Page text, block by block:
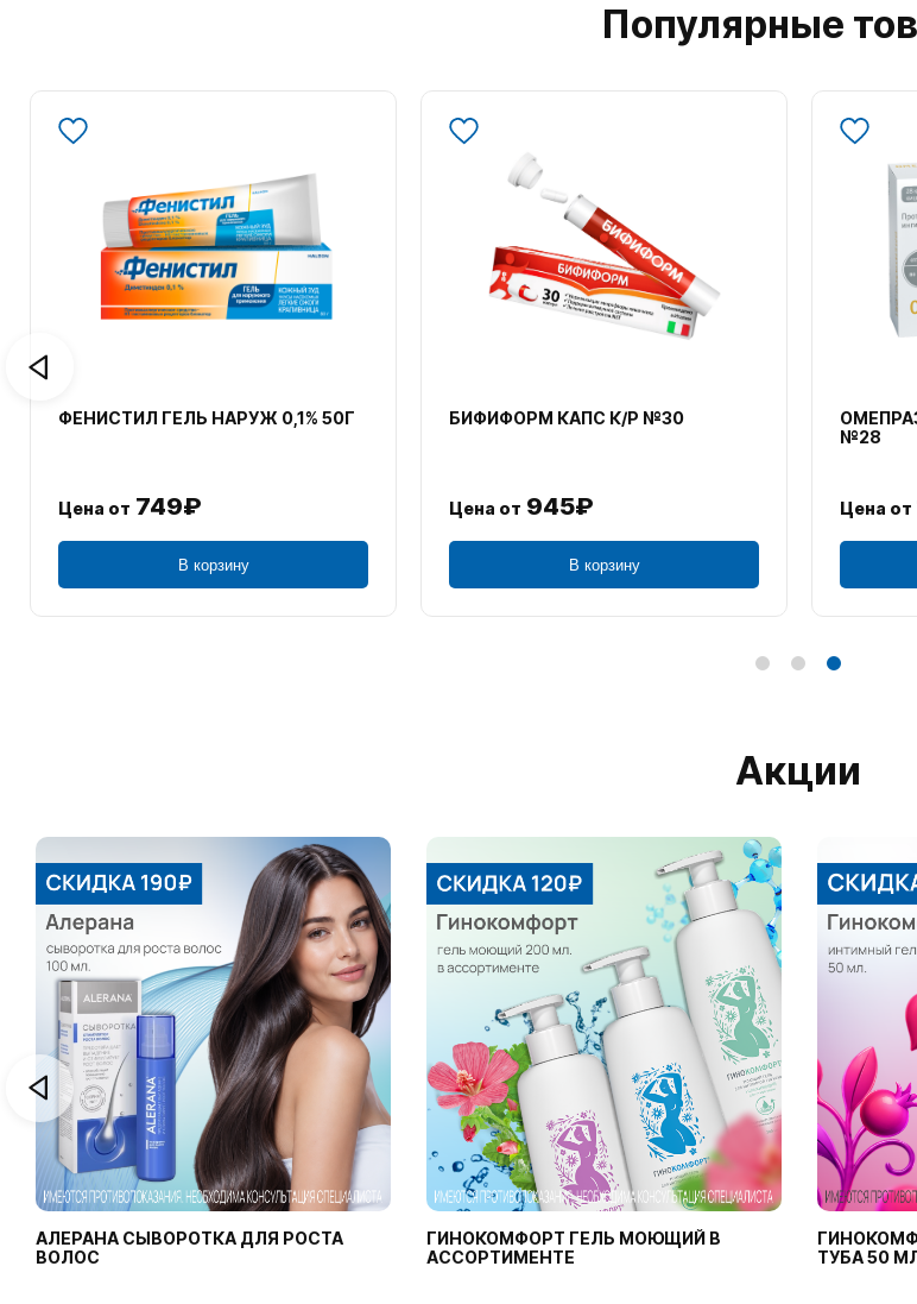
Популярные
ФЕНИСТИЛ ГЕЛЬ НАРУЖ 0,1% 50Г
Цена от 749₽
В корзину
БИФИФОРМ КАПС К/Р №30
Цена от 945₽
В корзину
№28
Цена от
Акции
АЛЕРАНА СЫВОРОТКА ДЛЯ РОСТА
ВОЛОС
ГИНОКОМФОРТ ГЕЛЬ МОЮЩИЙ В
АССОРТИМЕНТЕ
ТУБА 50